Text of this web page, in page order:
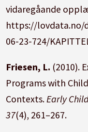
vidaregåande
https://lovdata.no/
06-23-724/
Friesen, L. (2010).
Programs with
Contexts.Early
37(4), 261–267.